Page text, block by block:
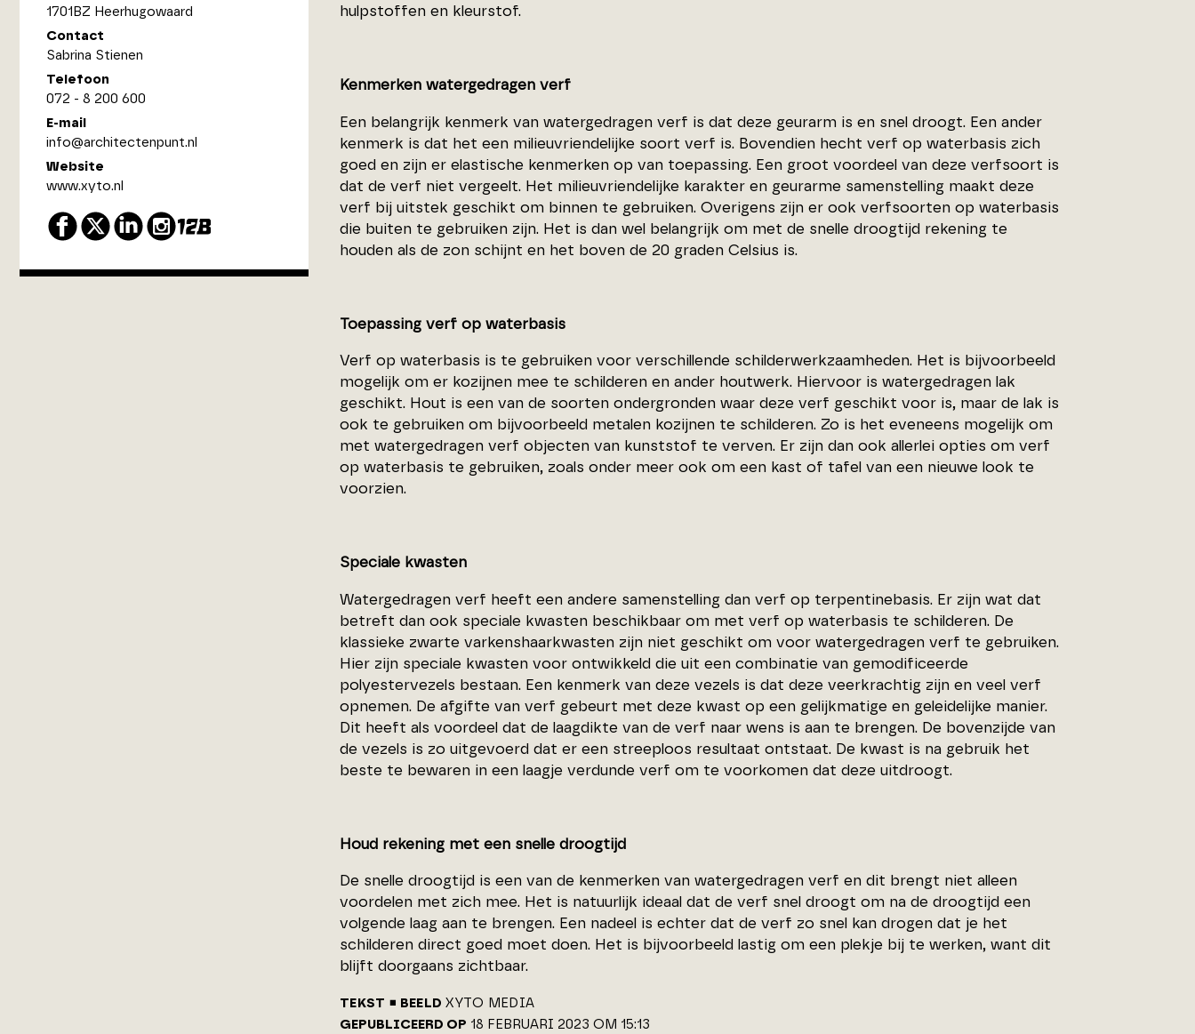
1701BZ Heerhugowaard
Contact
Sabrina Stienen
Telefoon
072 - 8 200 600
E-mail
info@architectenpunt.nl
Website
www.xyto.nl
hulpstoffen en kleurstof.
Kenmerken watergedragen verf
Een belangrijk kenmerk van watergedragen verf is dat deze geurarm is en snel droogt. Een ander
kenmerk is dat het een milieuvriendelijke soort verf is. Bovendien hecht verf op waterbasis zich
goed en zijn er elastische kenmerken op van toepassing. Een groot voordeel van deze verfsoort is
dat de verf niet vergeelt. Het milieuvriendelijke karakter en geurarme samenstelling maakt deze
verf bij uitstek geschikt om binnen te gebruiken. Overigens zijn er ook verfsoorten op waterbasis
die buiten te gebruiken zijn. Het is dan wel belangrijk om met de snelle droogtijd rekening te
houden als de zon schijnt en het boven de 20 graden Celsius is.
Toepassing verf op waterbasis
Verf op waterbasis is te gebruiken voor verschillende schilderwerkzaamheden. Het is bijvoorbeeld
mogelijk om er kozijnen mee te schilderen en ander houtwerk. Hiervoor is watergedragen lak
geschikt. Hout is een van de soorten ondergronden waar deze verf geschikt voor is, maar de lak is
ook te gebruiken om bijvoorbeeld metalen kozijnen te schilderen. Zo is het eveneens mogelijk om
met watergedragen verf objecten van kunststof te verven. Er zijn dan ook allerlei opties om verf
op waterbasis te gebruiken, zoals onder meer ook om een kast of tafel van een nieuwe look te
voorzien.
Speciale kwasten
Watergedragen verf heeft een andere samenstelling dan verf op terpentinebasis. Er zijn wat dat
betreft dan ook speciale kwasten beschikbaar om met verf op waterbasis te schilderen. De
klassieke zwarte varkenshaarkwasten zijn niet geschikt om voor watergedragen verf te gebruiken.
Hier zijn speciale kwasten voor ontwikkeld die uit een combinatie van gemodificeerde
polyestervezels bestaan. Een kenmerk van deze vezels is dat deze veerkrachtig zijn en veel verf
opnemen. De afgifte van verf gebeurt met deze kwast op een gelijkmatige en geleidelijke manier.
Dit heeft als voordeel dat de laagdikte van de verf naar wens is aan te brengen. De bovenzijde van
de vezels is zo uitgevoerd dat er een streeploos resultaat ontstaat. De kwast is na gebruik het
beste te bewaren in een laagje verdunde verf om te voorkomen dat deze uitdroogt.
Houd rekening met een snelle droogtijd
De snelle droogtijd is een van de kenmerken van watergedragen verf en dit brengt niet alleen
voordelen met zich mee. Het is natuurlijk ideaal dat de verf snel droogt om na de droogtijd een
volgende laag aan te brengen. Een nadeel is echter dat de verf zo snel kan drogen dat je het
schilderen direct goed moet doen. Het is bijvoorbeeld lastig om een plekje bij te werken, want dit
blijft doorgaans zichtbaar.
TEKST BEELD XYTO MEDIA
GEPUBLICEERD OP 18 FEBRUARI 2023 OM 15:13